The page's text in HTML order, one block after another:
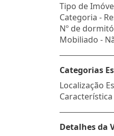
Tipo de
Categoria -
Nº de
Mobiliado -
Categorias
Localização
Detalhes da